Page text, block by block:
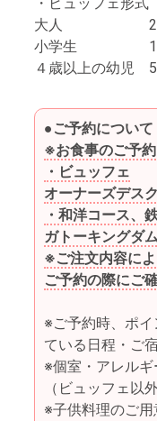
大人 2,500
小学生 1,200
４歳以上の幼児
●ご予約について
※お食事のご予
・ビュッフェ
オーナーズデス
・和洋コース、
ガトーキングダ
※ご注文内容によ
ご予約の際にご
※ご予約時、ポ
ている日程・ご
※個室・アレル
（ビュッフェ以外
※子供料理のご